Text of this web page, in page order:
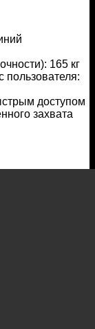
165 кг
доступом
захвата